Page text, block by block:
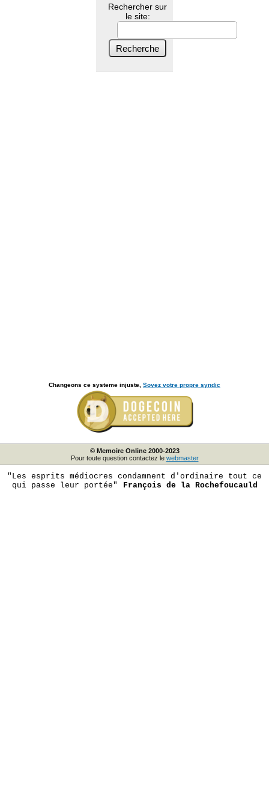
Rechercher sur
le site:
Changeons ce systeme injuste, Soyez votre propre syndic
© Memoire Online 2000-2023
Pour toute question contactez le webmaster
"Les esprits médiocres condamnent d'ordinaire tout ce
qui passe leur portée"
François de la Rochefoucauld